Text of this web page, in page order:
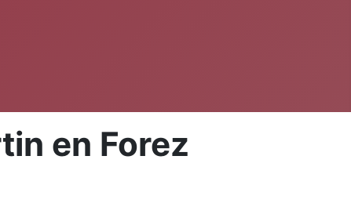
en Forez